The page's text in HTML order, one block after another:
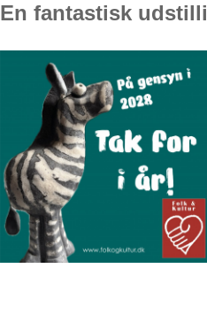
En fantastisk